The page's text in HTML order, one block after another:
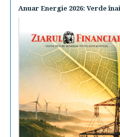
Anuar Energie 2026: Verde